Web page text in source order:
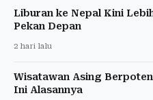
Liburan ke Nepal Kini
Pekan Depan
2 hari lalu
Wisatawan Asing
Ini Alasannya